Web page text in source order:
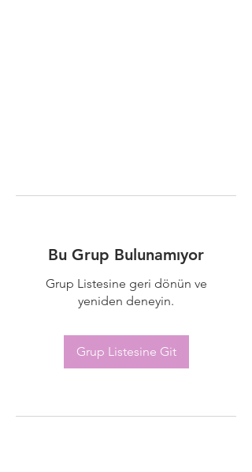
Bu Grup Bulunamıyor
Grup Listesine geri dönün ve
yeniden deneyin.
Grup Listesine Git